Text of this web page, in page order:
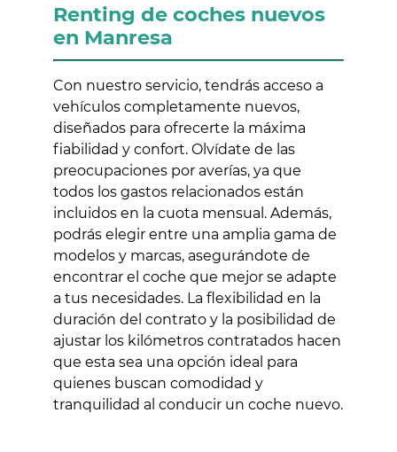
Renting de coches nuevos
en Manresa
Con nuestro servicio, tendrás acceso a
vehículos completamente nuevos,
diseñados para ofrecerte la máxima
fiabilidad y confort. Olvídate de las
preocupaciones por averías, ya que
todos los gastos relacionados están
incluidos en la cuota mensual. Además,
podrás elegir entre una amplia gama de
modelos y marcas, asegurándote de
encontrar el coche que mejor se adapte
a tus necesidades. La flexibilidad en la
duración del contrato y la posibilidad de
ajustar los kilómetros contratados hacen
que esta sea una opción ideal para
quienes buscan comodidad y
tranquilidad al conducir un coche nuevo.